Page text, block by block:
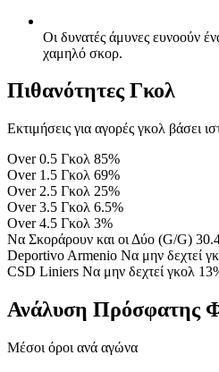
Οι δυνατές άμυνες ευνοούν
χαμηλό σκορ.
Πιθανότητες Γκολ
Εκτιμήσεις για αγορές γκολ βάσει
Over 0.5 Γκολ 85%
Over 1.5 Γκολ 69%
Over 2.5 Γκολ 25%
Over 3.5 Γκολ 6.5%
Over 4.5 Γκολ 3%
Να Σκοράρουν και οι Δύο (G/G)
Deportivo Armenio Να μην δεχτεί
CSD Liniers Να μην δεχτεί γκολ
Ανάλυση Πρόσφατης
Μέσοι όροι ανά αγώνα